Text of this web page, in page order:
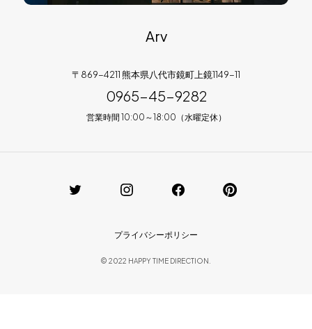
Arv
〒869-4211 熊本県八代市鏡町上鏡1149-11
0965-45-9282
営業時間 10:00～18:00（水曜定休）
プライバシーポリシー
© 2022 HAPPY TIME DIRECTION.